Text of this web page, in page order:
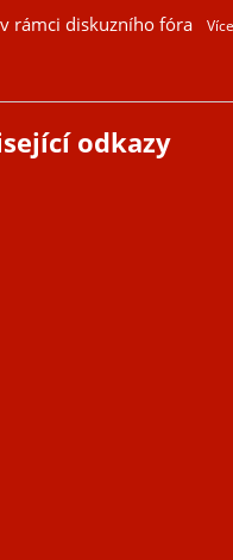
rámci diskuzního fóra
odkazy